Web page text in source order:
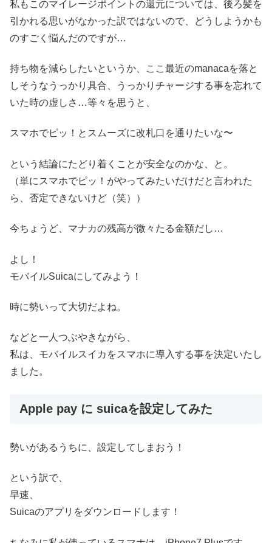
私もこのマイレージポイントの還元については、後ろ髪を
引かれる思いがなかった訳ではないので、どうしようかも
のすごく悩んだのですが…
持ち物を減らしたいというか、ここ最近のmanacaを落と
しそうなうっかり具合、うっかりチャージする事を忘れて
いた時の虚しさ…等々を思うと、
スマホでピッ！とスムーズに改札口を通りたいな〜
という結論にたどり着くことが安全なのかな、と。
（単にスマホでピッ！がやってみたいだけだと言われた
ら、否定できないけど（笑））
今ちょうど、マナカの残高が微々たる金額だし…
よし！
モバイルSuicaにしてみよう！
時に勢いって大切だよね。
などと一人つぶやきながら、
私は、モバイルスイカをスマホに導入する事を決定いたし
ました。
Apple pay に suicaを設定してみた
勢いがあるうちに、設定してしまおう！
という訳で、
早速、
Suicaのアプリをダウンロードします！